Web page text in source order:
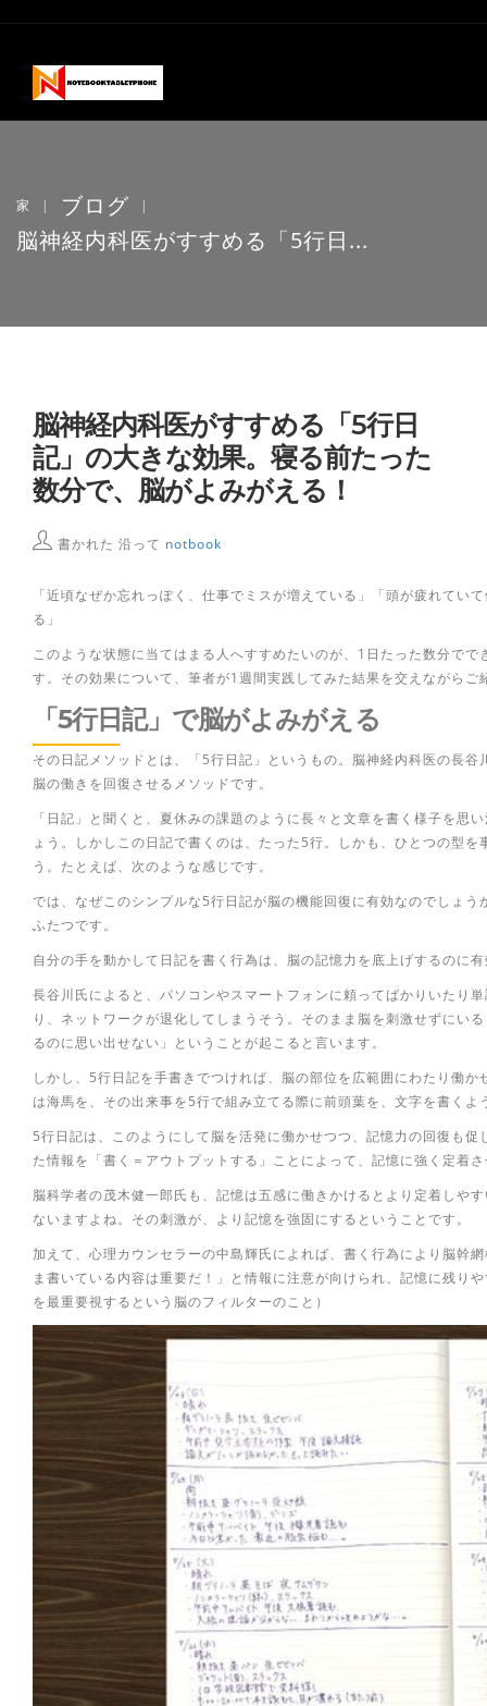
家 | ブログ |
脳神経内科医がすすめる「5行日...
脳神経内科医がすすめる「5行日
記」の大きな効果。寝る前たった
数分で、脳がよみがえる！
書かれた 沿って notbook
「近頃なぜか忘れっぽく、仕事でミスが増えている」「頭が疲れてい
る」
このような状態に当てはまる人へすすめたいのが、1日たった数分で
す。その効果について、筆者が1週間実践してみた結果を交えながらご
「5行日記」で脳がよみがえる
その日記メソッドとは、「5行日記」というもの。脳神経内科医の長
脳の働きを回復させるメソッドです。
「日記」と聞くと、夏休みの課題のように長々と文章を書く様子を思
ょう。しかしこの日記で書くのは、たった5行。しかも、ひとつの型
う。たとえば、次のような感じです。
では、なぜこのシンプルな5行日記が脳の機能回復に有効なのでしょ
ふたつです。
自分の手を動かして日記を書く行為は、脳の記憶力を底上げするのに
長谷川氏によると、パソコンやスマートフォンに頼ってばかりいたり
り、ネットワークが退化してしまうそう。そのまま脳を刺激せずにい
るのに思い出せない」ということが起こると言います。
しかし、5行日記を手書きでつければ、脳の部位を広範囲にわたり働
は海馬を、その出来事を5行で組み立てる際に前頭葉を、文字を書く
5行日記は、このようにして脳を活発に働かせつつ、記憶力の回復も
た情報を「書く＝アウトプットする」ことによって、記憶に強く定着
脳科学者の茂木健一郎氏も、記憶は五感に働きかけるとより定着しや
ないますよね。その刺激が、より記憶を強固にするということです。
加えて、心理カウンセラーの中島輝氏によれば、書く行為により脳幹
ま書いている内容は重要だ！」と情報に注意が向けられ、記憶に残り
を最重要視するという脳のフィルターのこと）